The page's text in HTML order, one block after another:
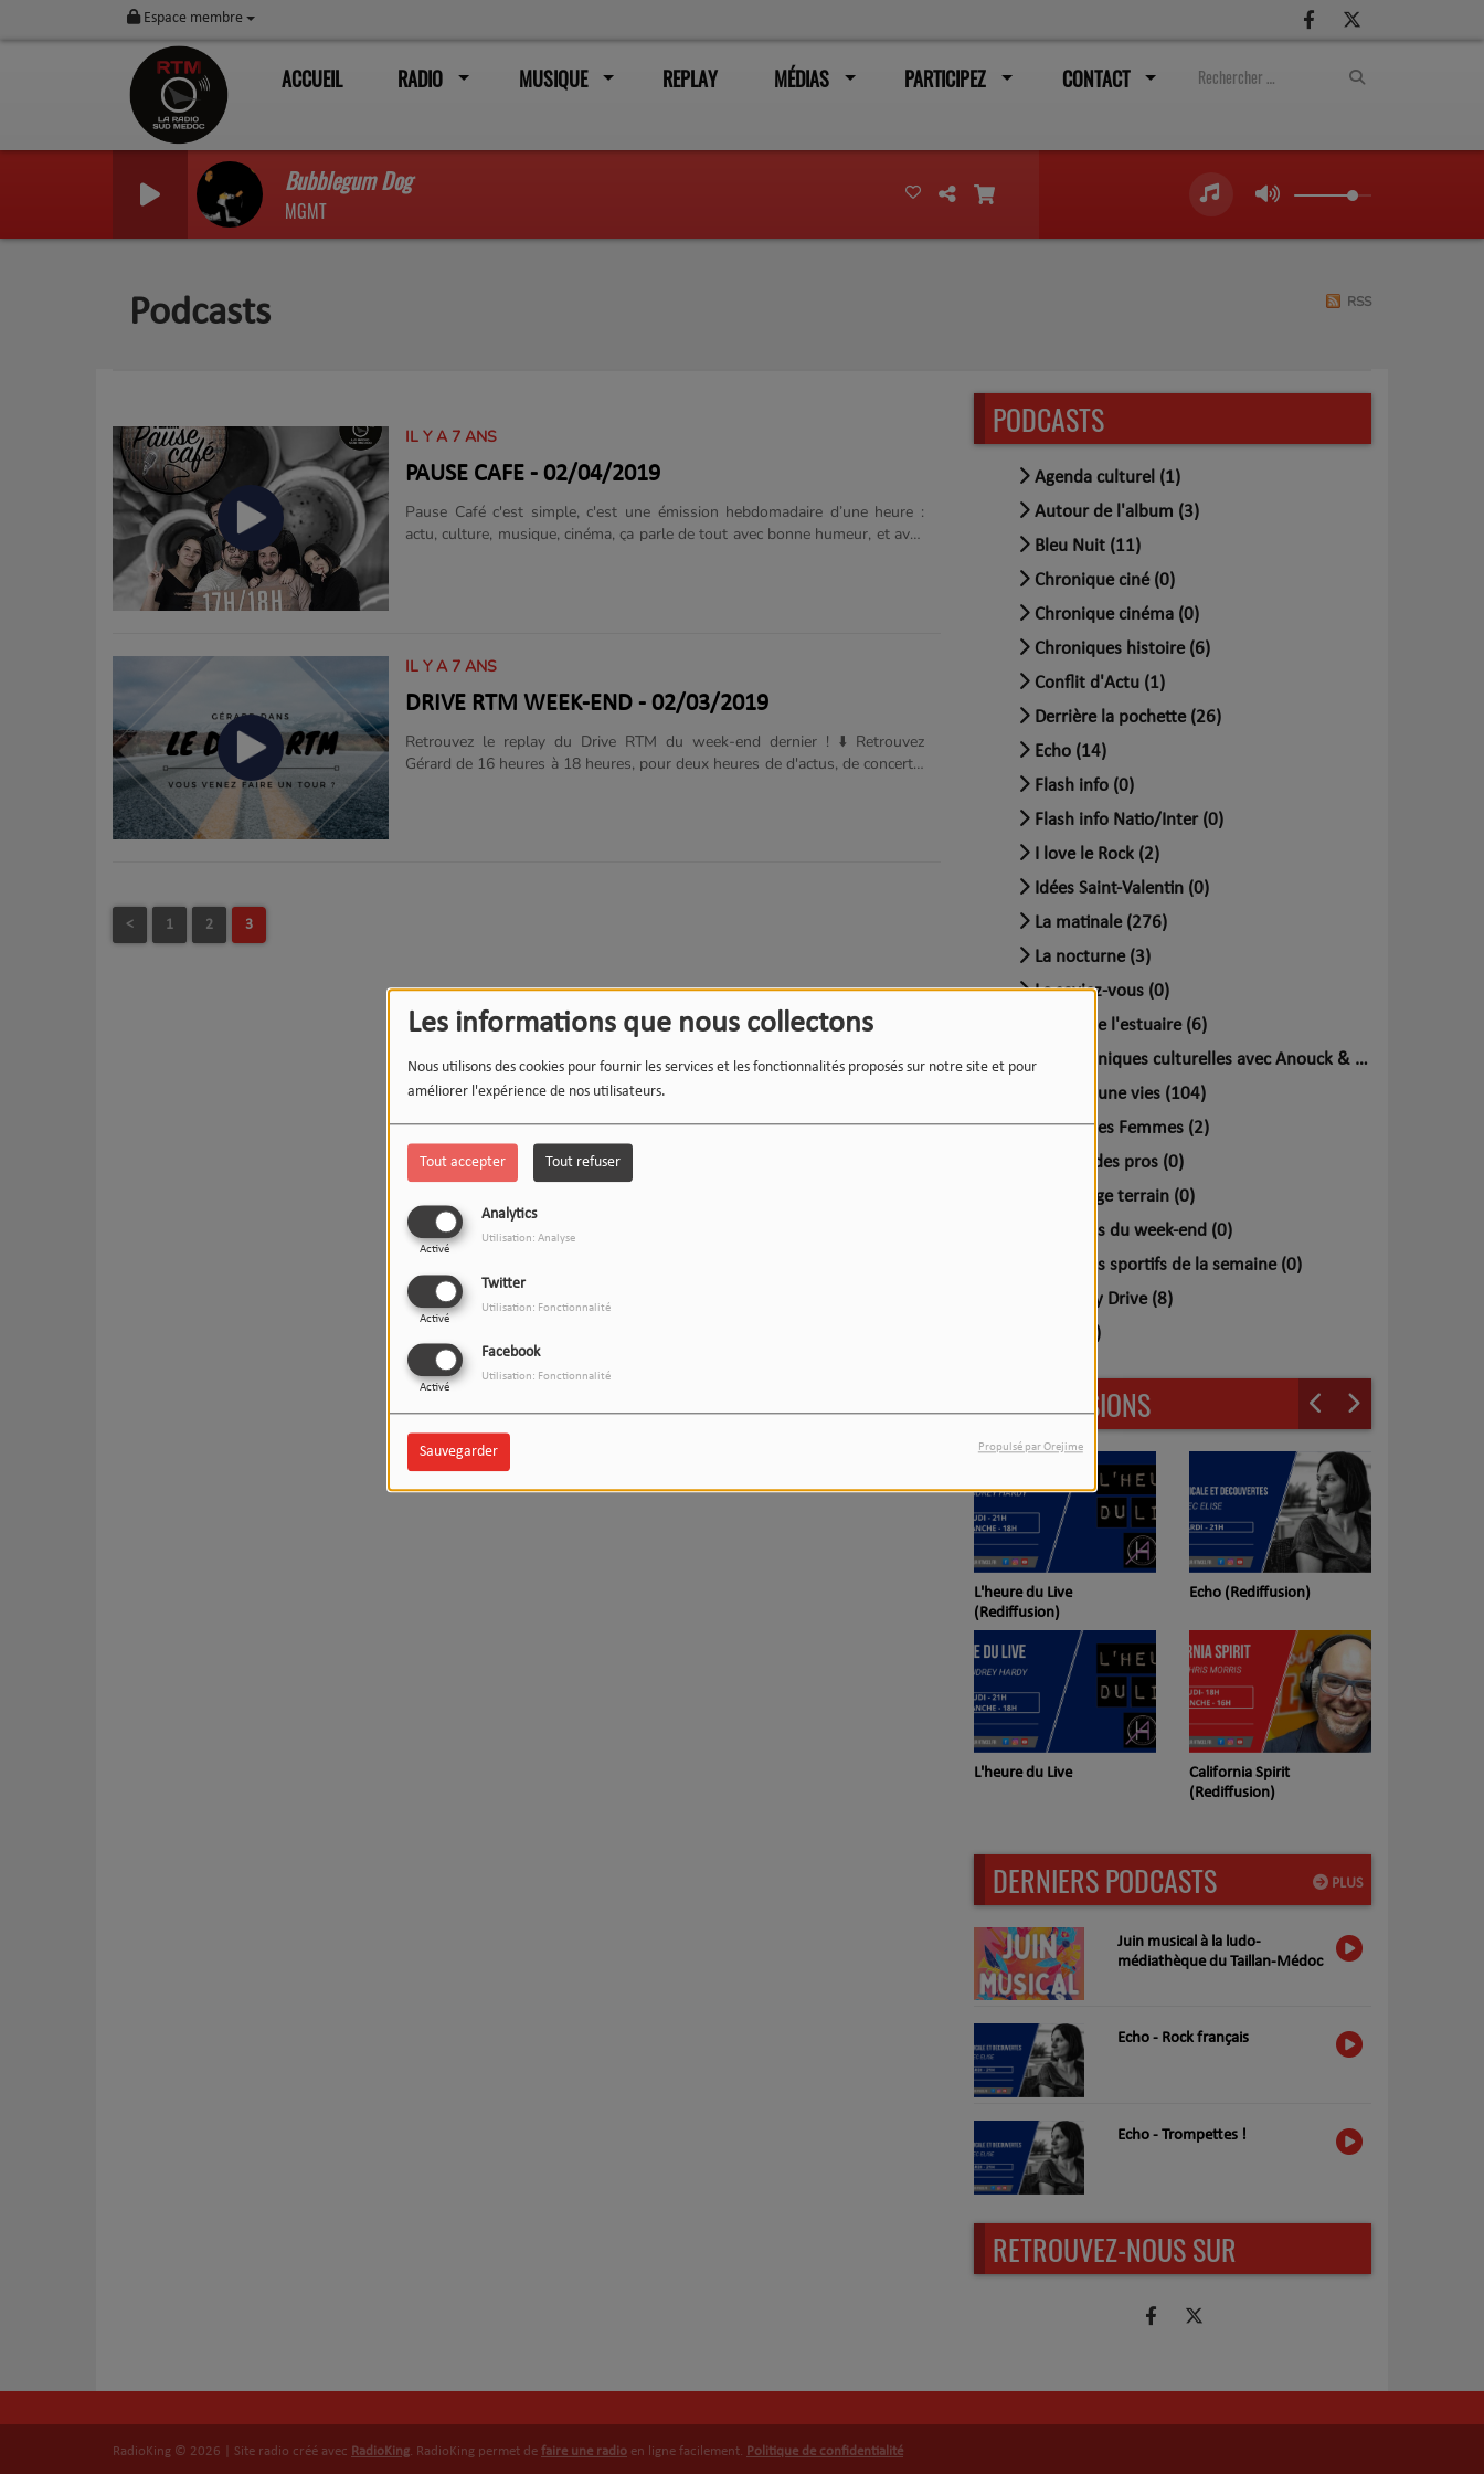
Les informations que nous collectons
Nous utilisons des cookies pour fournir les services et les fonctionnalités proposés sur notre site et pour
améliorer l'expérience de nos utilisateurs.
Tout accepter Tout refuser
Analytics
Activé
Utilisation: Analyse
Twitter
Activé
Utilisation: Fonctionnalité
Facebook
Activé
Utilisation: Fonctionnalité
Sauvegarder Propulsé par Orejime
Espace membre
ACCUEIL RADIO MUSIQUE REPLAY MÉDIAS PARTICIPEZ CONTACT
Bubblegum Dog
MGMT
Podcasts RSS
IL Y A 7 ANS
PAUSE CAFE - 02/04/2019
Pause Café c'est simple, c'est une émission hebdomadaire d’une heure :
actu, culture, musique, cinéma, ça parle de tout avec bonne humeur, et avec
IL Y A 7 ANS
DRIVE RTM WEEK-END - 02/03/2019
Retrouvez le replay du Drive RTM du week-end dernier ! ⬇️ Retrouvez
Gérard de 16 heures à 18 heures, pour deux heures de d'actus, de concerts,
< 1 2 3
PODCASTS
Agenda culturel (1)
Autour de l'album (3)
Bleu Nuit (11)
Chronique ciné (0)
Chronique cinéma (0)
Chroniques histoire (6)
Conflit d'Actu (1)
Derrière la pochette (26)
Echo (14)
Flash info (0)
Flash info Natio/Inter (0)
I love le Rock (2)
Idées Saint-Valentin (0)
La matinale (276)
La nocturne (3)
Le saviez-vous (0)
Le son de l'estuaire (6)
Les chroniques culturelles avec Anouck & Calypso (0)
Mille et une vies (104)
Ô Sein des Femmes (2)
Pronos des pros (0)
Reportage terrain (0)
Résultats du week-end (0)
Résultats sportifs de la semaine (0)
Saturday Drive (8)
Top 5 (0)
LES ÉMISSIONS
L'heure du Live
(Rediffusion)
L'heure du Live
Echo (Rediffusion)
California Spirit
(Rediffusion)
PLUS
DERNIERS PODCASTS
Juin musical à la ludo-
médiathèque du Taillan-Médoc
Echo - Rock français
Echo - Trompettes !
RETROUVEZ-NOUS SUR
RadioKing © 2026 | Site radio créé avec RadioKing. RadioKing permet de faire une radio en ligne facilement. Politique de confidentialité